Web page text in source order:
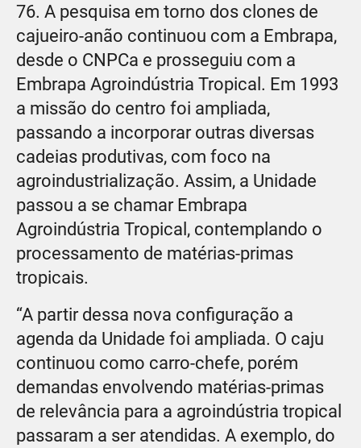
76. A pesquisa em torno dos clones de
cajueiro-anão continuou com a Embrapa,
desde o CNPCa e prosseguiu com a
Embrapa Agroindústria Tropical. Em 1993
a missão do centro foi ampliada,
passando a incorporar outras diversas
cadeias produtivas, com foco na
agroindustrialização. Assim, a Unidade
passou a se chamar Embrapa
Agroindústria Tropical, contemplando o
processamento de matérias-primas
tropicais.
“A partir dessa nova configuração a
agenda da Unidade foi ampliada. O caju
continuou como carro-chefe, porém
demandas envolvendo matérias-primas
de relevância para a agroindústria tropical
passaram a ser atendidas. A exemplo, do